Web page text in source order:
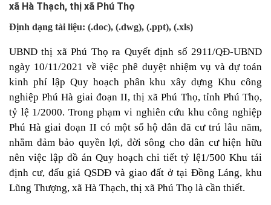
xã Hà Thạch, thị xã Phú Thọ
Định dạng tài liệu: (.doc), (.dwg), (.ppt), (.xls)
UBND thị xã Phú Thọ ra Quyết định số 2911/QĐ-UBND
ngày 10/11/2021 về việc phê duyệt nhiệm vụ và dự toán
kinh phí lập Quy hoạch phân khu xây dựng Khu công
nghiệp Phú Hà giai đoạn II, thị xã Phú Thọ, tỉnh Phú Thọ,
tỷ lệ 1/2000. Trong phạm vi nghiên cứu khu công nghiệp
Phú Hà giai đoạn II có một số hộ dân đã cư trú lâu năm,
nhằm đảm bảo quyền lợi, đời sông cho dân cư hiện hữu
nên việc lập đồ án Quy hoạch chi tiết tỷ lệ1/500 Khu tái
định cư, đấu giá QSDĐ và giao đất ở tại Đồng Láng, khu
Lũng Thượng, xã Hà Thạch, thị xã Phú Thọ là cần thiết.